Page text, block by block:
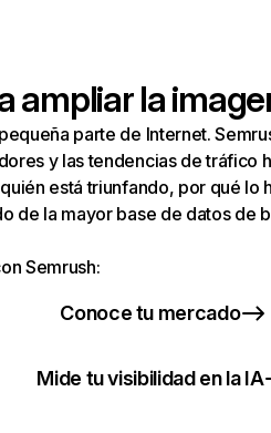
ampliar la
parte de Internet.
y las tendencias de tráfico
está triunfando, por qué lo
de la mayor base de datos de
Semrush:
Conoce tu mercado
Mide tu visibilidad en la IA